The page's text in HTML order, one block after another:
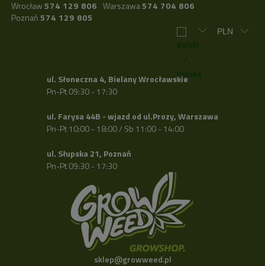
Wrocław 574 129 806 Warszawa574 704 806
Poznań 574 129 805
ul. Słoneczna 4, Bielany Wrocławskie
Pn-Pt 09:30 - 17:30
ul. Farysa 44B - wjazd od ul.Prozy, Warszawa
Pn-Pt 10:00 - 18:00 / Sb 11:00 - 14:00
ul. Słupska 21, Poznań
Pn-Pt 09:30 - 17:30
sklep@growweed.pl